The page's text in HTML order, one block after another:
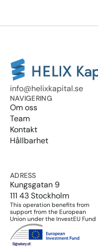
info@helixkapital.se
NAVIGERING
Om oss
Team
Kontakt
Hållbarhet
ADRESS
Kungsgatan 9
111 43 Stockholm
This operation benefits from
support from the European
Union under the InvestEU Fund